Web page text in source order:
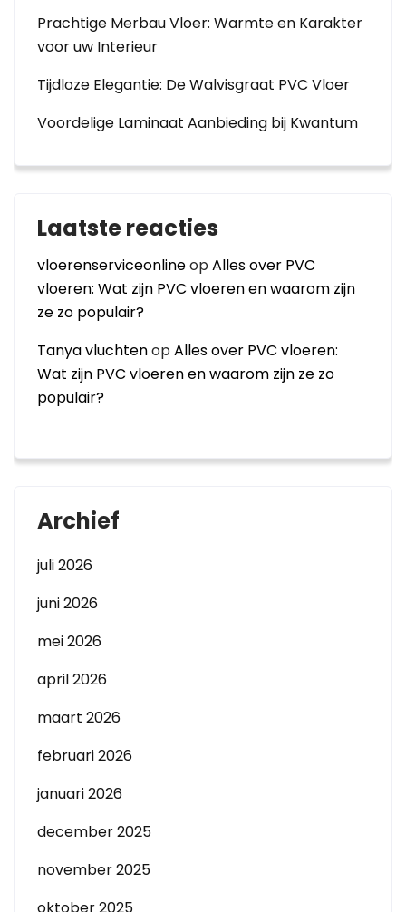
Prachtige Merbau Vloer: Warmte en Karakter
voor uw Interieur
Tijdloze Elegantie: De Walvisgraat PVC Vloer
Voordelige Laminaat Aanbieding bij Kwantum
Laatste reacties
vloerenserviceonlineopAlles over PVC
vloeren: Wat zijn PVC vloeren en waarom zijn
ze zo populair?
Tanya vluchtenopAlles over PVC vloeren:
Wat zijn PVC vloeren en waarom zijn ze zo
populair?
Archief
juli 2026
juni 2026
mei 2026
april 2026
maart 2026
februari 2026
januari 2026
december 2025
november 2025